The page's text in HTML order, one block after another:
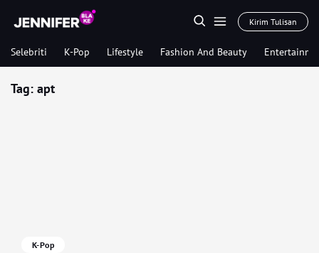
Kirim Tulisan
Selebriti K-Pop Lifestyle Fashion And Beauty
Tag: apt
K-Pop